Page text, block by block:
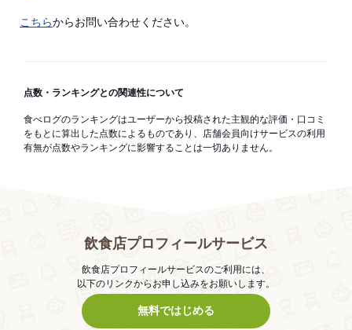
こちらからお問い合わせください。
点数・ランキングとの関連性について
食べログのランキングはユーザーから投稿された主観的な評価・口コミ
をもとに算出した点数によるものであり、店舗会員向けサービスの利用
有無が点数やランキングに影響することは一切ありません。
飲食店プロフィールサービス
飲食店プロフィールサービスのご利用には、
以下のリンクからお申し込みをお願いします。
無料ではじめる